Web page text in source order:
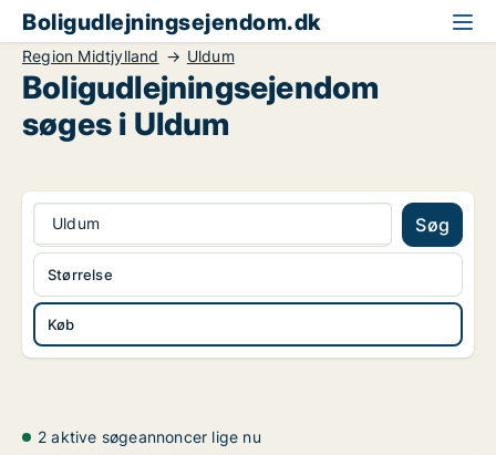
Boligudlejningsejendom.dk
Region Midtjylland Uldum
Boligudlejningsejendom
søges i Uldum
Uldum Søg
Køb
Størrelse
2 aktive søgeannoncer lige nu